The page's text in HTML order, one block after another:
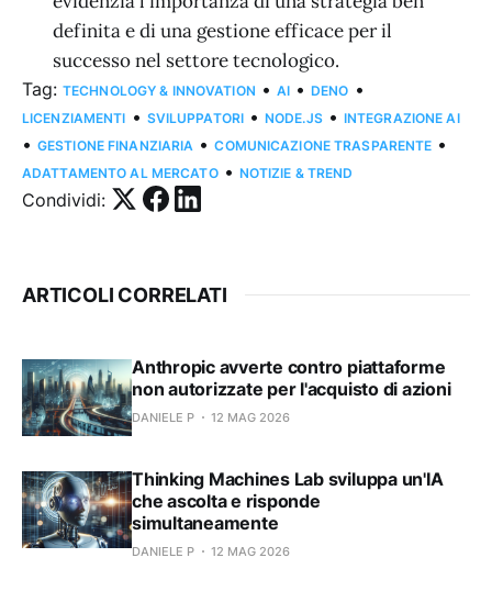
definita e di una gestione efficace per il
successo nel settore tecnologico.
Tag: TECHNOLOGY & INNOVATION • AI • DENO •
LICENZIAMENTI • SVILUPPATORI • NODE.JS • INTEGRAZIONE AI
• GESTIONE FINANZIARIA • COMUNICAZIONE TRASPARENTE •
ADATTAMENTO AL MERCATO • NOTIZIE & TREND
Condividi:
ARTICOLI CORRELATI
Anthropic avverte contro piattaforme
non autorizzate per l'acquisto di azioni
DANIELE P 12 MAG 2026
Thinking Machines Lab sviluppa un'IA
che ascolta e risponde
simultaneamente
DANIELE P 12 MAG 2026